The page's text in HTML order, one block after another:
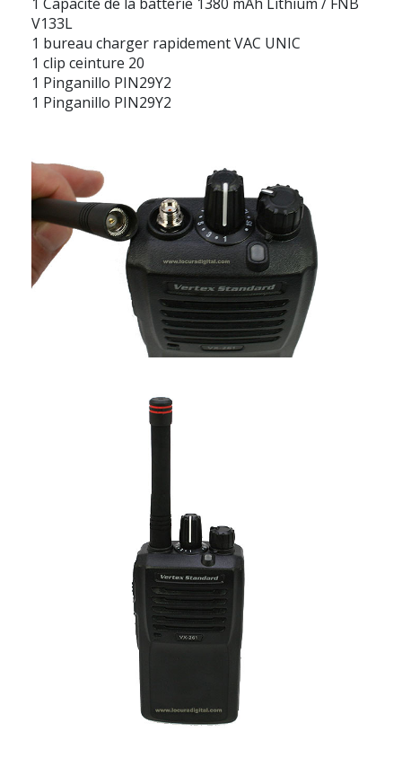
V133L
1 bureau charger rapidement VAC UNIC
1 clip ceinture 20
1 Pinganillo PIN29Y2
1 Pinganillo PIN29Y2